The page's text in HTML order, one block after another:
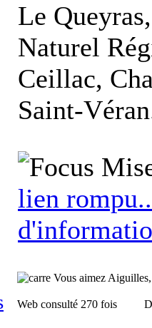
Le
Naturel
Ceillac,
Saint-
lien
Vous aimez
Web consulté 270 fois